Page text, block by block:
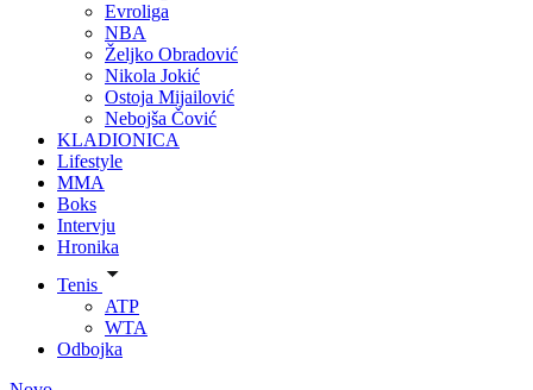
Evroliga
NBA
Željko Obradović
Nikola Jokić
Ostoja Mijailović
Nebojša Čović
KLADIONICA
Lifestyle
MMA
Boks
Intervju
Hronika
Tenis
ATP
WTA
Odbojka